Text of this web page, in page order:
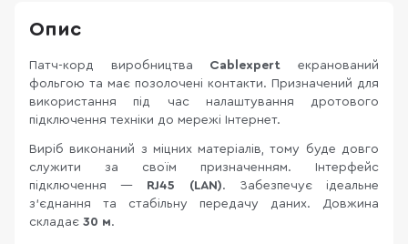
Опис
Патч-корд виробництва Cablexpert екранований
фольгою та має позолочені контакти. Призначений для
використання під час налаштування дротового
підключення техніки до мережі Інтернет.
Виріб виконаний з міцних матеріалів, тому буде довго
служити за своїм призначенням. Інтерфейс
підключення — RJ45 (LAN). Забезпечує ідеальне
з'єднання та стабільну передачу даних. Довжина
складає 30 м.